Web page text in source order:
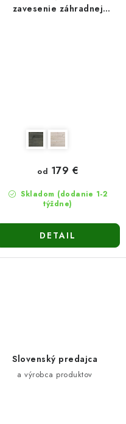
zavesenie záhradnej
Skladom (dodanie 1-2
týždne)
od 179 €
DETAIL
Slovenský predajca
a výrobca produktov